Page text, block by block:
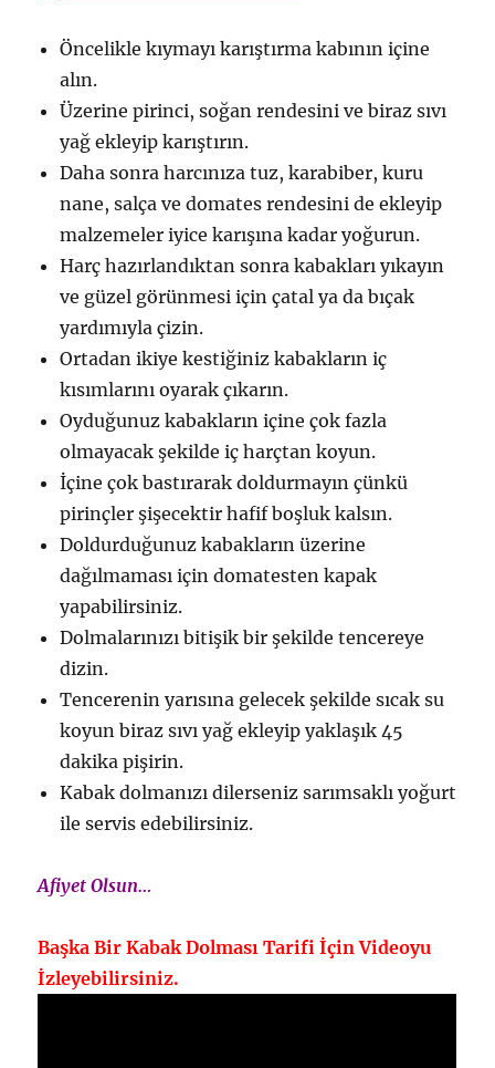
Öncelikle kıymayı karıştırma kabının içine
alın.
Üzerine pirinci, soğan rendesini ve biraz sıvı
yağ ekleyip karıştırın.
Daha sonra harcınıza tuz, karabiber, kuru
nane, salça ve domates rendesini de ekleyip
malzemeler iyice karışına kadar yoğurun.
Harç hazırlandıktan sonra kabakları yıkayın
ve güzel görünmesi için çatal ya da bıçak
yardımıyla çizin.
Ortadan ikiye kestiğiniz kabakların iç
kısımlarını oyarak çıkarın.
Oyduğunuz kabakların içine çok fazla
olmayacak şekilde iç harçtan koyun.
İçine çok bastırarak doldurmayın çünkü
pirinçler şişecektir hafif boşluk kalsın.
Doldurduğunuz kabakların üzerine
dağılmaması için domatesten kapak
yapabilirsiniz.
Dolmalarınızı bitişik bir şekilde tencereye
dizin.
Tencerenin yarısına gelecek şekilde sıcak su
koyun biraz sıvı yağ ekleyip yaklaşık 45
dakika pişirin.
Kabak dolmanızı dilerseniz sarımsaklı yoğurt
ile servis edebilirsiniz.
Afiyet Olsun…
Başka Bir Kabak Dolması Tarifi İçin Videoyu
İzleyebilirsiniz.